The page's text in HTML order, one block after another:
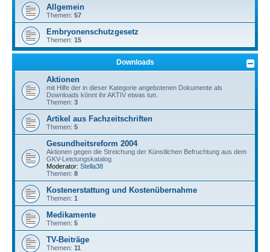
Allgemein
Themen: 57
Embryonenschutzgesetz
Themen: 15
Downloads
Aktionen
mit Hilfe der in dieser Kategorie angebotenen Dokumente als
Downloads könnt ihr AKTIV etwas tun.
Themen: 3
Artikel aus Fachzeitschriften
Themen: 5
Gesundheitsreform 2004
Aktionen gegen die Streichung der Künstlichen Befruchtung aus dem
GKV-Leistungskatalog
Moderator: Stella38
Themen: 8
Kostenerstattung und Kostenübernahme
Themen: 1
Medikamente
Themen: 5
TV-Beiträge
Themen: 11